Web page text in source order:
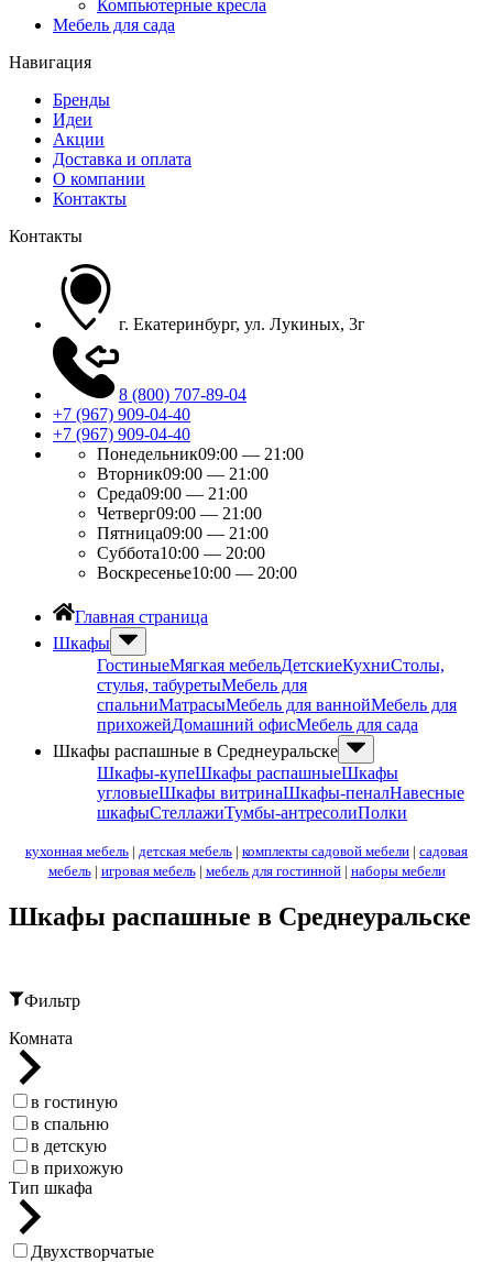
Компьютерные кресла
Мебель для сада
Навигация
Бренды
Идеи
Акции
Доставка и оплата
О компании
Контакты
Контакты
г. Екатеринбург, ул. Лукиных, 3г
8 (800) 707-89-04
+7 (967) 909-04-40
+7 (967) 909-04-40
Понедельник09:00 — 21:00
Вторник09:00 — 21:00
Среда09:00 — 21:00
Четверг09:00 — 21:00
Пятница09:00 — 21:00
Суббота10:00 — 20:00
Воскресенье10:00 — 20:00
Главная страница
Шкафы
ГостиныеМягкая мебельДетскиеКухниСтолы,
стулья, табуретыМебель для
спальниМатрасыМебель для ваннойМебель для
прихожейДомашний офисМебель для сада
Шкафы распашные в Среднеуральске
Шкафы-купеШкафы распашныеШкафы
угловыеШкафы витринаШкафы-пеналНавесные
шкафыСтеллажиТумбы-антресолиПолки
кухонная мебель | детская мебель | комплекты садовой мебели | садовая
мебель| игровая мебель| мебель для гостинной| наборы мебели
Шкафы распашные в Среднеуральске
Фильтр
Комната
в гостиную
в спальню
в детскую
в прихожую
Тип шкафа
Двухстворчатые